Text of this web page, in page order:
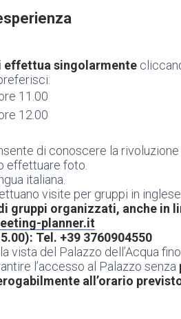
effettua singolarmente
11.00
12.00
di conoscere la
effettuare foto.
italiana.
visite per gruppi in
gruppi organizzati, anche in
planner.it
Tel. +39 3760904550
vista del Palazzo dell’Acqua
l’accesso al Palazzo senza
all’orario